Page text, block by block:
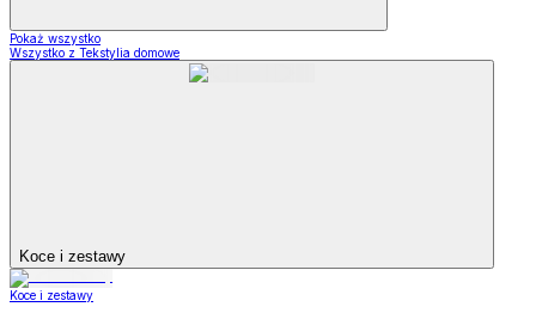
Pokaż wszystko
Wszystko z Tekstylia domowe
Koce i zestawy
Koce i zestawy